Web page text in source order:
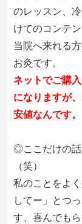
のレッスン、
けてのコンテ
当院へ来れる
お灸です。
ネットでご購
になりますが
安値なんです。
◎ここだけの話
（笑）
私のことをよ
してー」とつ
す、喜んでも